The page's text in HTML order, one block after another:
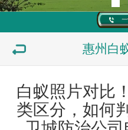
惠州白
白蚁照片对比
类区分，如何